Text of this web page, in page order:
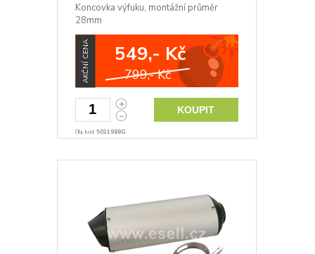
Koncovka výfuku, montážní průměr
28mm
AKČNÍ CENA 549,- Kč
799,- Kč
Obj. kód: 5031988G
KOUPIT